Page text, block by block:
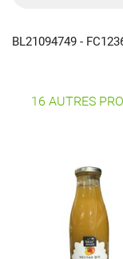
BL21094749 -
16 AUTRES